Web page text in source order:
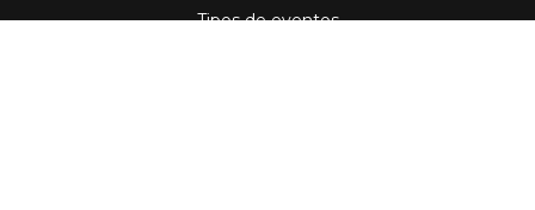
Tipos de eventos